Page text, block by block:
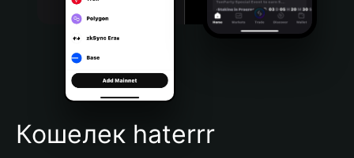
Português (Brasil)
Español (Argentina)
Кошелек haterrr